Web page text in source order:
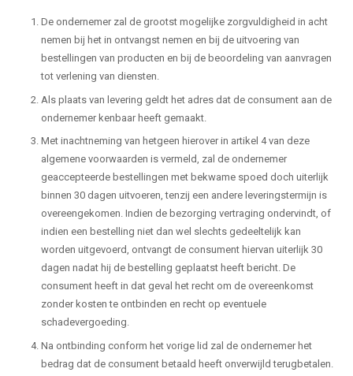
De ondernemer zal de grootst mogelijke zorgvuldigheid in acht
nemen bij het in ontvangst nemen en bij de uitvoering van
bestellingen van producten en bij de beoordeling van aanvragen
tot verlening van diensten.
Als plaats van levering geldt het adres dat de consument aan de
ondernemer kenbaar heeft gemaakt.
Met inachtneming van hetgeen hierover in artikel 4 van deze
algemene voorwaarden is vermeld, zal de ondernemer
geaccepteerde bestellingen met bekwame spoed doch uiterlijk
binnen 30 dagen uitvoeren, tenzij een andere leveringstermijn is
overeengekomen. Indien de bezorging vertraging ondervindt, of
indien een bestelling niet dan wel slechts gedeeltelijk kan
worden uitgevoerd, ontvangt de consument hiervan uiterlijk 30
dagen nadat hij de bestelling geplaatst heeft bericht. De
consument heeft in dat geval het recht om de overeenkomst
zonder kosten te ontbinden en recht op eventuele
schadevergoeding.
Na ontbinding conform het vorige lid zal de ondernemer het
bedrag dat de consument betaald heeft onverwijld terugbetalen.